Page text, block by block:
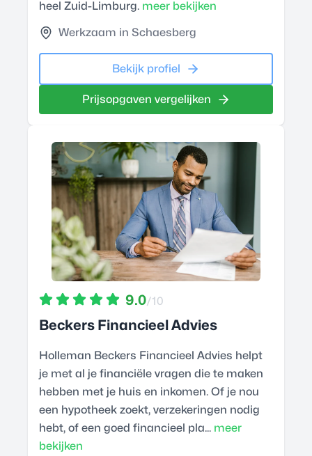
heel Zuid-Limburg. meer bekijken
Werkzaam in Schaesberg
Bekijk profiel
Prijsopgaven vergelijken
9.0/10
Beckers Financieel Advies
Holleman Beckers Financieel Advies helpt
je met al je financiële vragen die te maken
hebben met je huis en inkomen. Of je nou
een hypotheek zoekt, verzekeringen nodig
hebt, of een goed financieel pla... meer
bekijken